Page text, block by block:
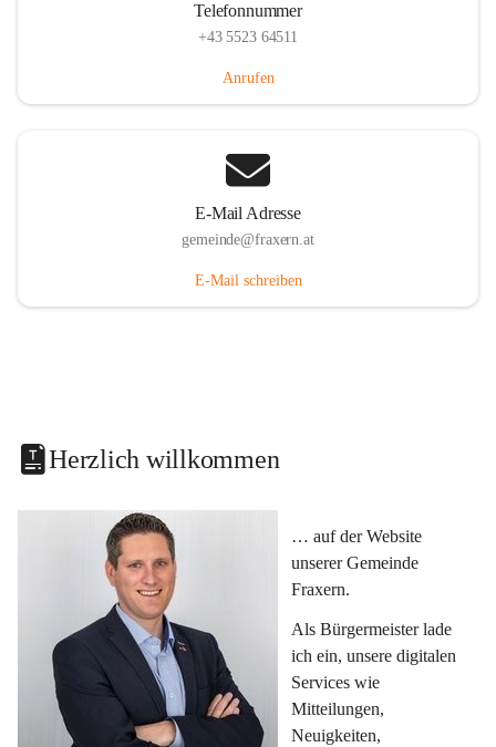
Telefonnummer
+43 5523 64511
Anrufen
E-Mail Adresse
gemeinde@fraxern.at
E-Mail schreiben
Herzlich willkommen
… auf der Website
unserer Gemeinde
Fraxern.
Als Bürgermeister lade
ich ein, unsere digitalen
Services wie
Mitteilungen,
Neuigkeiten,